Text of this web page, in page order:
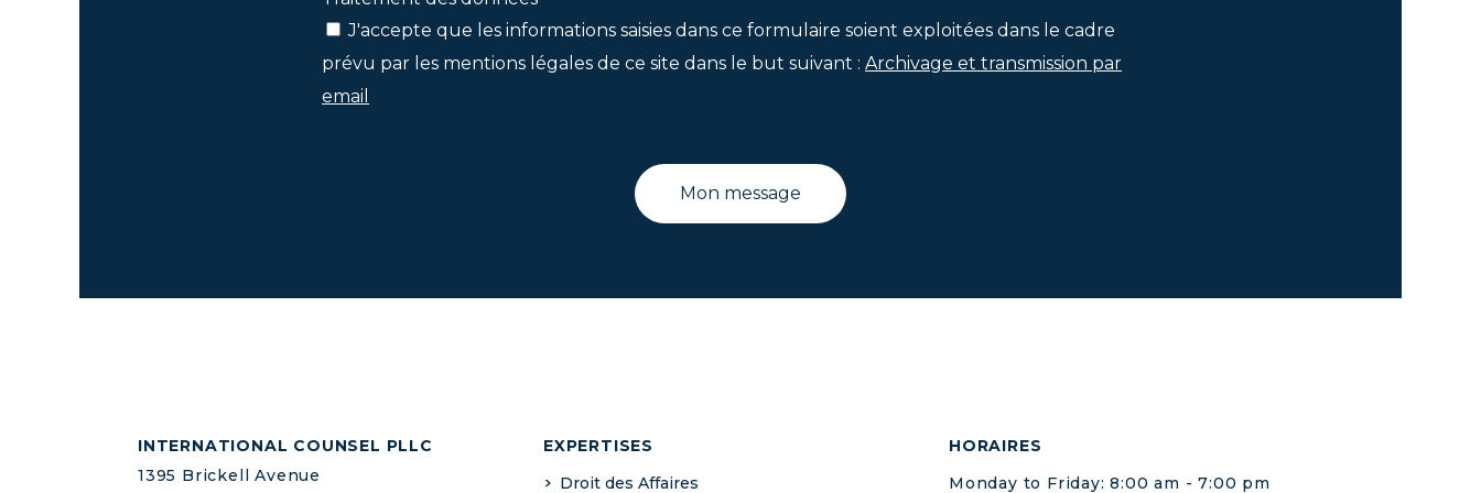
J'accepte que les informations saisies dans ce formulaire soient exploitées dans le cadre
prévu par les mentions légales de ce site dans le but suivant : Archivage et transmission par
email
INTERNATIONAL COUNSEL PLLC
1395 Brickell Avenue
EXPERTISES
Droit des Affaires
HORAIRES
Monday to Friday: 8:00 am - 7:00 pm